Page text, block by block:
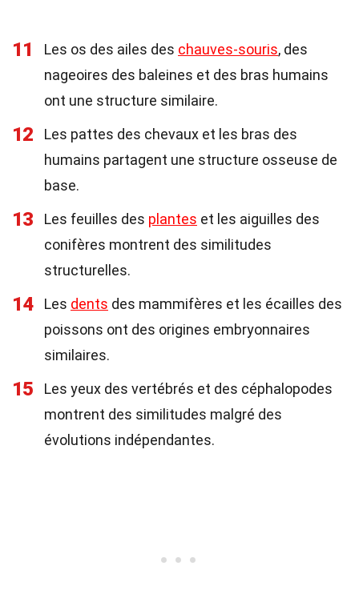
11 Les os des ailes des chauves-souris, des
nageoires des baleines et des bras humains
ont une structure similaire.
12
Les pattes des chevaux et les bras des
humains partagent une structure osseuse de
base.
13 Les feuilles des plantes et les aiguilles des
conifères montrent des similitudes
structurelles.
14 Les dents des mammifères et les écailles des
poissons ont des origines embryonnaires
similaires.
15
Les yeux des vertébrés et des céphalopodes
montrent des similitudes malgré des
évolutions indépendantes.